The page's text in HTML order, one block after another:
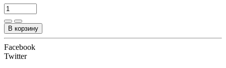
В корзину
Facebook
Twitter